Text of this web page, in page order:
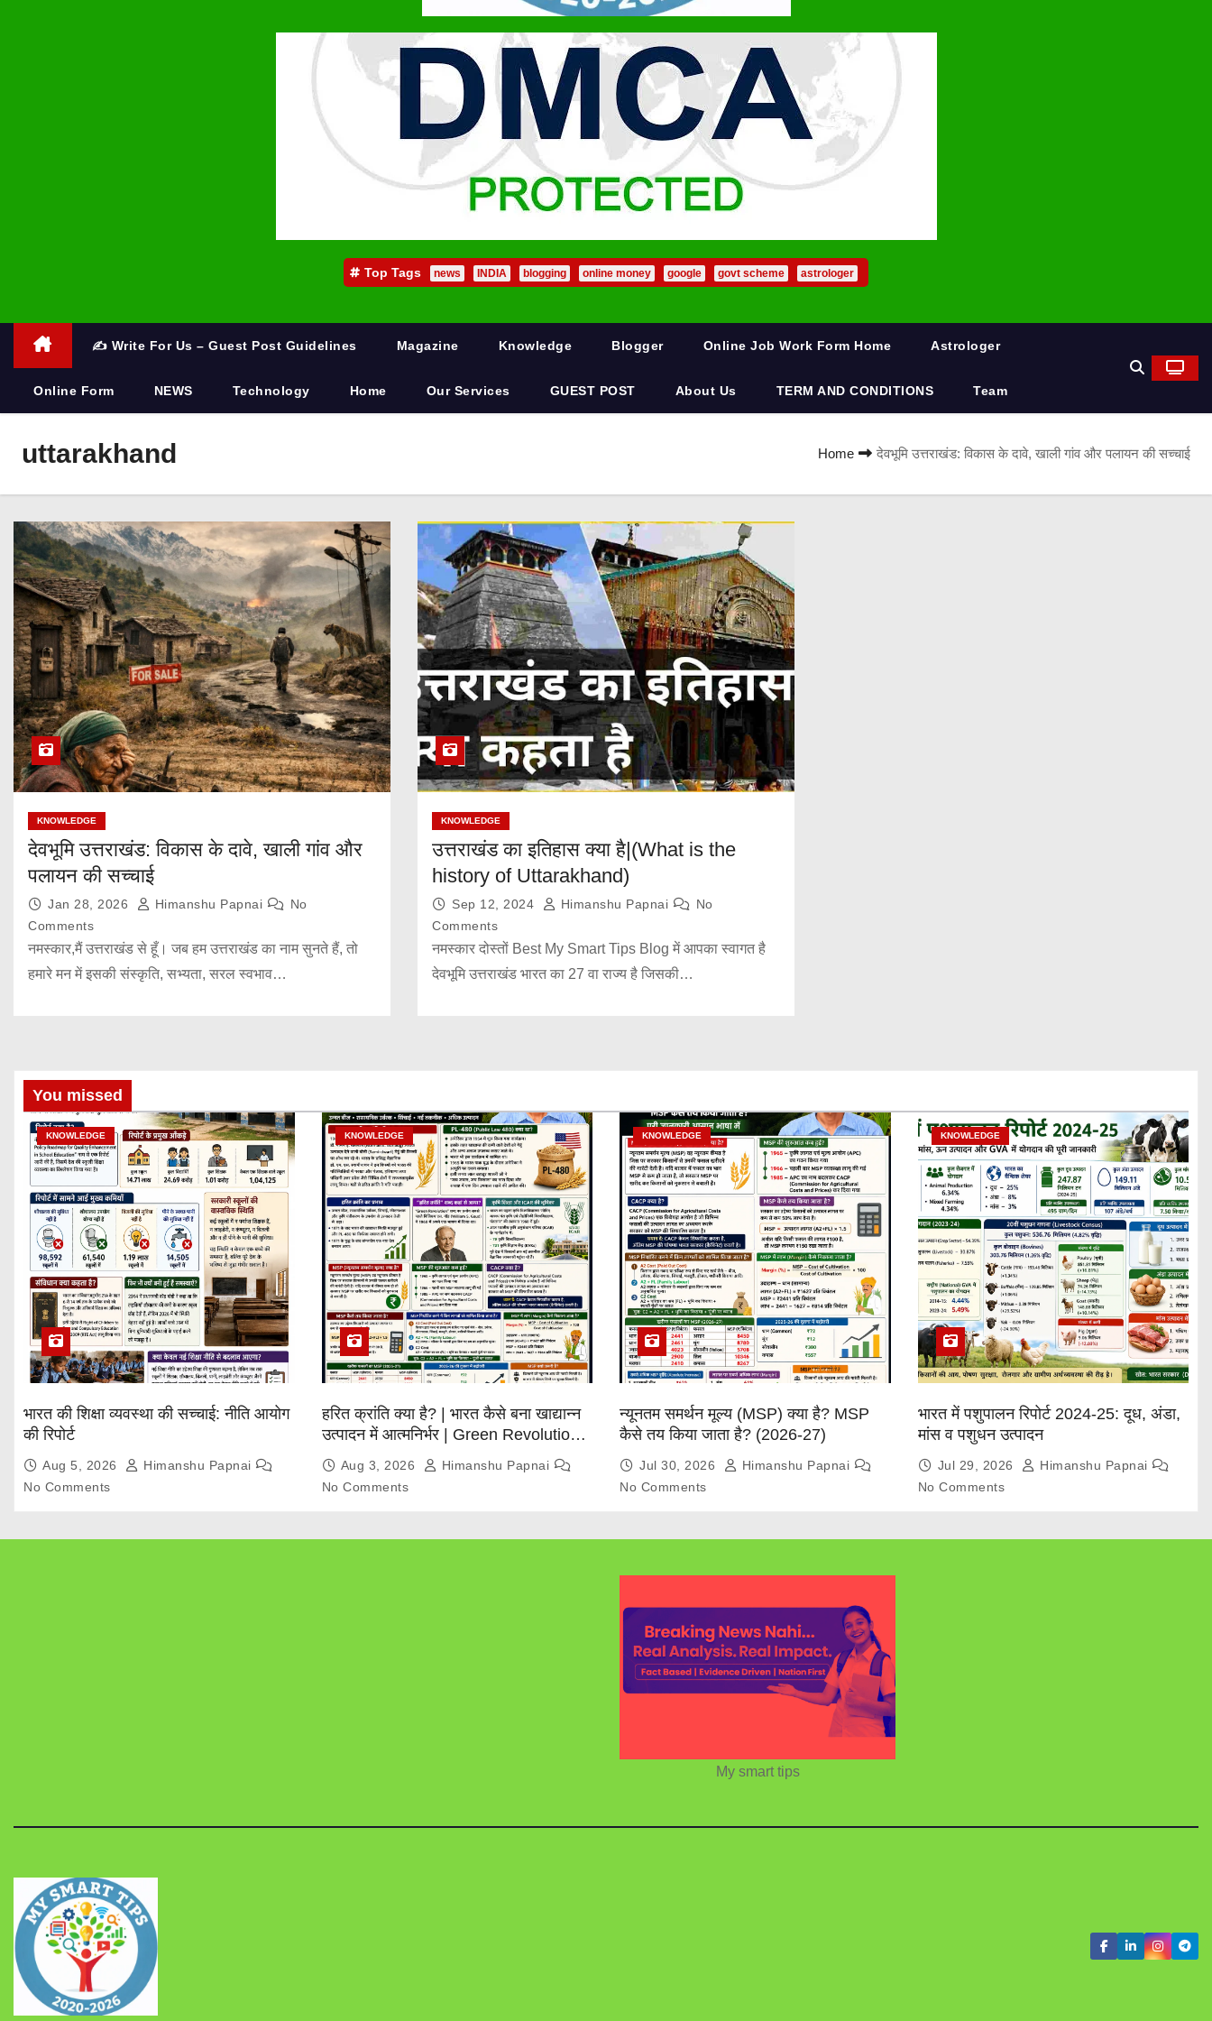
Top Tags news INDIA blogging online money google govt scheme astrologer
✍️ Write For Us – Guest Post Guidelines Magazine Knowledge Blogger Online Job Work Form Home Astrologer
Online Form NEWS Technology Home Our Services GUEST POST About Us TERM AND CONDITIONS Team
uttarakhand Home देवभूमि उत्तराखंड: विकास के दावे, खाली गांव और पलायन की सच्चाई
KNOWLEDGE
देवभूमि उत्तराखंड: विकास के दावे, खाली गांव और
पलायन की सच्चाई
Jan 28, 2026 Himanshu Papnai
No
Comments
नमस्कार,मैं उत्तराखंड से हूँ। जब हम उत्तराखंड का नाम सुनते हैं, तो
हमारे मन में इसकी संस्कृति, सभ्यता, सरल स्वभाव…
KNOWLEDGE
उत्तराखंड का इतिहास क्या है|(What is the
history of Uttarakhand)
Sep 12, 2024 Himanshu Papnai
No
Comments
नमस्कार दोस्तों Best My Smart Tips Blog में आपका स्वागत है
देवभूमि उत्तराखंड भारत का 27 वा राज्य है जिसकी…
You missed
KNOWLEDGE
भारत की शिक्षा व्यवस्था की सच्चाई: नीति आयोग
की रिपोर्ट
Aug 5, 2026
Himanshu Papnai
No Comments
KNOWLEDGE
हरित क्रांति क्या है? | भारत कैसे बना खाद्यान्न
उत्पादन में आत्मनिर्भर | Green Revolution
Explained
Aug 3, 2026
Himanshu Papnai
No Comments
KNOWLEDGE
न्यूनतम समर्थन मूल्य (MSP) क्या है? MSP
कैसे तय किया जाता है? (2026-27)
Jul 30, 2026
Himanshu Papnai
No Comments
KNOWLEDGE
भारत में पशुपालन रिपोर्ट 2024-25: दूध, अंडा,
मांस व पशुधन उत्पादन
Jul 29, 2026
Himanshu Papnai
No Comments
My smart tips